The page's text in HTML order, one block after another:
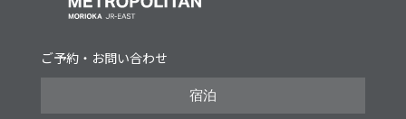
ご予約・お問い合わせ
宿泊